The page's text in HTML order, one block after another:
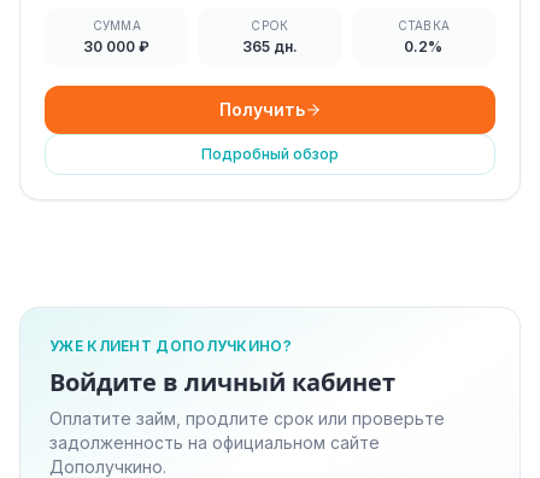
СУММА
30 000 ₽
СРОК
365 дн.
СТАВКА
0.2%
Получить
Подробный обзор
УЖЕ КЛИЕНТ ДОПОЛУЧКИНО?
Войдите в личный кабинет
Оплатите займ, продлите срок или проверьте
задолженность на официальном сайте
Дополучкино.